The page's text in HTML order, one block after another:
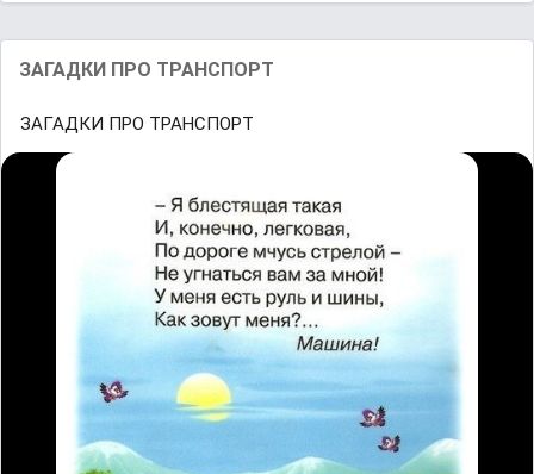
ЗАГАДКИ ПРО ТРАНСПОРТ
ЗАГАДКИ ПРО ТРАНСПОРТ